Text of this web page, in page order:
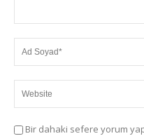
Bir dahaki sefere yorum